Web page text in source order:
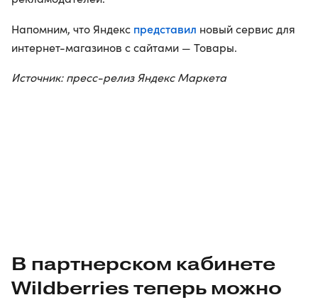
Напомним, что Яндекс представил новый сервис для
интернет-магазинов с сайтами — Товары.
Источник: пресс-релиз Яндекс Маркета
В партнерском кабинете
Wildberries теперь можно